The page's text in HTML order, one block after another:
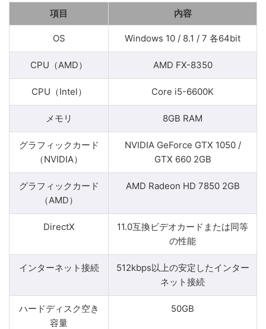
項目 内容
OS Windows 10 / 8.1 / 7 各64bit
CPU（AMD） AMD FX-8350
CPU（Intel） Core i5-6600K
メモリ 8GB RAM
グラフィックカード
（NVIDIA）
NVIDIA GeForce GTX 1050 /
GTX 660 2GB
グラフィックカード
（AMD）
AMD Radeon HD 7850 2GB
DirectX
11.0互換ビデオカードまたは同等
の性能
インターネット接続
512kbps以上の安定したインター
ネット接続
ハードディスク空き
容量
50GB